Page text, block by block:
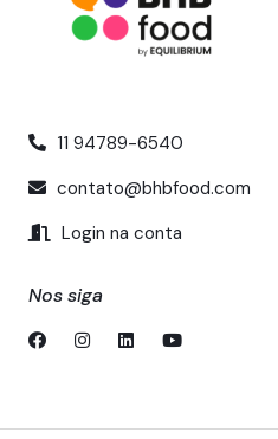
11 94789-6540
contato@bhbfood.com
Login na conta
Nos siga